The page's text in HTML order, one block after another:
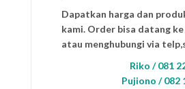
Dapatkan harga dan
kami. Order bisa datang
atau menghubungi via
Riko / 081
Pujiono / 082